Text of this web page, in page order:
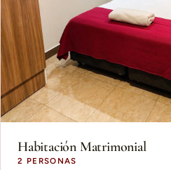
Habitación Matrimonial
2 PERSONAS